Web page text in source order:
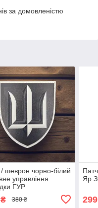
за домовленістю
шеврон чорно-білий
управління
ГУР
380 ₴
Яр
299